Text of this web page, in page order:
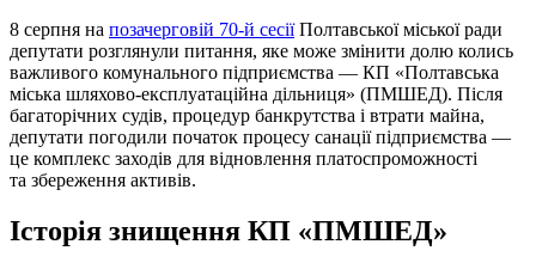
8 серпня на позачерговій 70-й сесіїПолтавської міської ради
депутати розглянули питання, яке може змінити долю колись
важливого комунального підприємства — КП «Полтавська
міська шляхово-експлуатаційна дільниця» (ПМШЕД). Після
багаторічних судів, процедур банкрутства і втрати майна,
депутати погодили початок процесу санації підприємства —
це комплекс заходів для відновлення платоспроможності
та збереження активів.
Історія знищення КП «ПМШЕД»